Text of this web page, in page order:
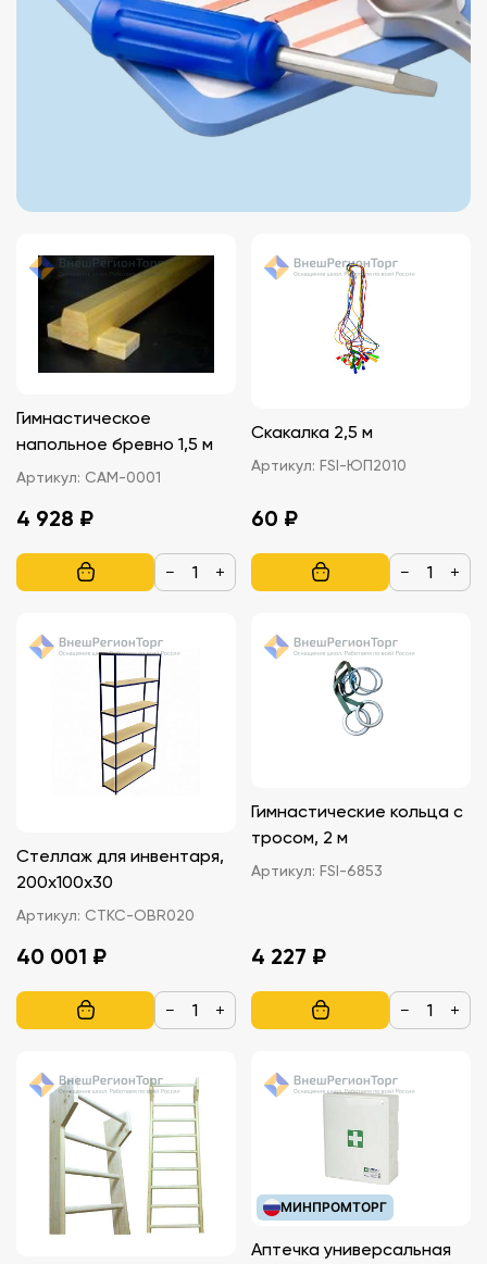
Гимнастическое
напольное бревно 1,5 м
Артикул: САМ-0001
4 928 ₽
− +
Скакалка 2,5 м
Артикул: FSI-ЮП2010
60 ₽
− +
Стеллаж для инвентаря,
200х100х30
Артикул: СТКС-OBR020
40 001 ₽
− +
Гимнастические кольца с
тросом, 2 м
Артикул: FSI-6853
4 227 ₽
− +
МИНПРОМТОРГ
Аптечка универсальная